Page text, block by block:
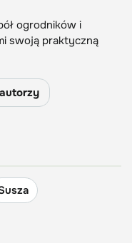
ogrodników i
swoją praktyczną